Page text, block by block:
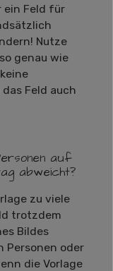
ein Feld für
Nutze
genau wie
Feld auch
auf
abweicht?
zu viele
trotzdem
Bildes
Personen oder
die Vorlage